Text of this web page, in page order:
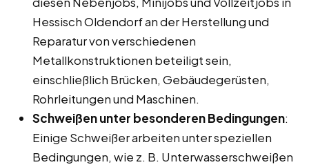
Hessisch Oldendorf an der Herstellung und
Reparatur von verschiedenen
Metallkonstruktionen beteiligt sein,
einschließlich Brücken, Gebäudegerüsten,
Rohrleitungen und Maschinen.
Schweißen unter besonderen Bedingungen:
Einige Schweißer arbeiten unter speziellen
Bedingungen, wie z. B. Unterwasserschweißen